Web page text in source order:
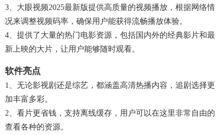
3、大眼视频2025最新版提供高质量的视频播放，根据网络情
况来调整视频码率，确保用户能获得流畅播放体验。
4、提供了大量的热门电影资源，包括国内外的经典影片和最
新上映的大片，让用户能够随时观看。
软件亮点
1、无论影视剧还是综艺，都涵盖高清热播内容，追剧选择更
加丰富多彩。
2、看片更省钱，支持离线缓存，用户可以在这里非常自由的
查看各种的资源。